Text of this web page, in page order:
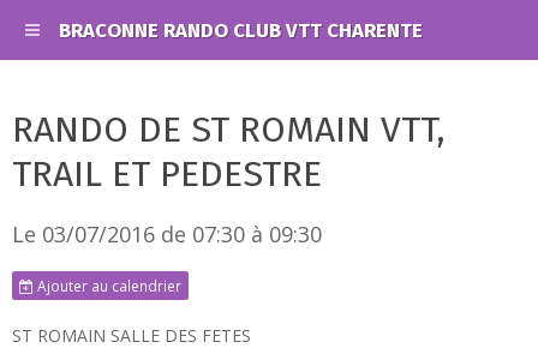
BRACONNE RANDO CLUB VTT CHARENTE
RANDO DE ST ROMAIN VTT,
TRAIL ET PEDESTRE
Le 03/07/2016 de 07:30 à 09:30
Ajouter au calendrier
ST ROMAIN SALLE DES FETES